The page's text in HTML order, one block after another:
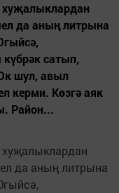
хуҗалыклардан
да аның литрына
сатып,
шул, авыл
керми. Көзгә аяк
Район...
да аның литрына